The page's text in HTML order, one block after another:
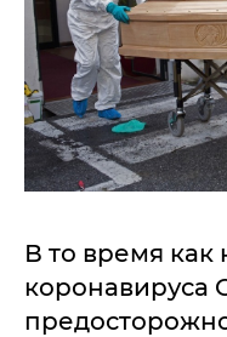
В то время как
коронавируса